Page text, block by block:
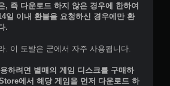
, 즉 다운로드 하지 않은 경우에 한하여
일 이내 환불을 요청하신 경우에만 환
.
. 이 도발은 군에서 자주 사용됩니다.
하려면 별매의 게임 디스크를 구매하
에서 해당 게임을 먼저 다운로드 하